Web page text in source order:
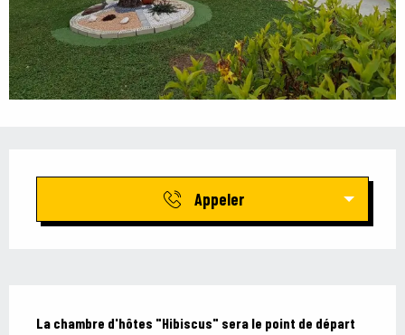
Appeler
La chambre d'hôtes "Hibiscus" sera le point de départ